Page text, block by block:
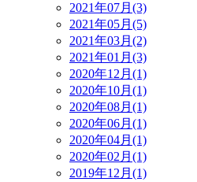
2021年07月(3)
2021年05月(5)
2021年03月(2)
2021年01月(3)
2020年12月(1)
2020年10月(1)
2020年08月(1)
2020年06月(1)
2020年04月(1)
2020年02月(1)
2019年12月(1)